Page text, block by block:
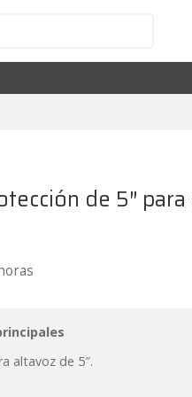
de 5″ para
altavoz de 5″.